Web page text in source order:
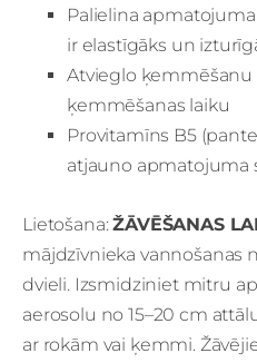
Palielina
ir elastīgāks un
Atvieglo
ķemmēšanas laiku
Provitamīns B5
atjauno apmatojuma
Lietošana:ŽĀVĒŠANAS
mājdzīvnieka vannošanas
dvieli. Izsmidziniet mitru
aerosolu no 15–20 cm
ar rokām vai ķemmi.